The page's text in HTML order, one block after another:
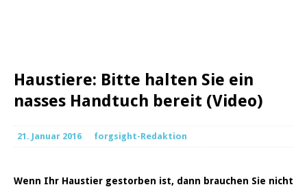
Haustiere: Bitte halten Sie ein
nasses Handtuch bereit (Video)
21. Januar 2016 forgsight-Redaktion
Wenn Ihr Haustier gestorben ist, dann brauchen Sie nicht